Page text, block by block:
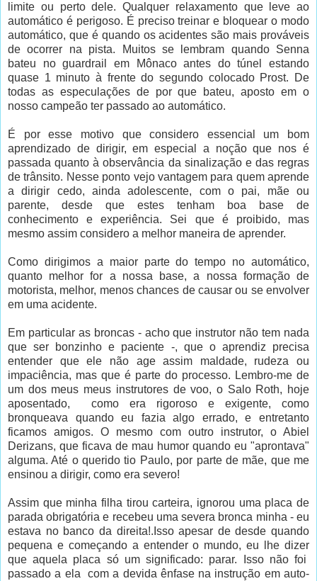
limite ou perto dele. Qualquer relaxamento que leve ao
automático é perigoso. É preciso treinar e bloquear o modo
automático, que é quando os acidentes são mais prováveis
de ocorrer na pista. Muitos se lembram quando Senna
bateu no guardrail em Mônaco antes do túnel estando
quase 1 minuto à frente do segundo colocado Prost. De
todas as especulações de por que bateu, aposto em o
nosso campeão ter passado ao automático.
É por esse motivo que considero essencial um bom
aprendizado de dirigir, em especial a noção que nos é
passada quanto à observância da sinalização e das regras
de trânsito. Nesse ponto vejo vantagem para quem aprende
a dirigir cedo, ainda adolescente, com o pai, mãe ou
parente, desde que estes tenham boa base de
conhecimento e experiência. Sei que é proibido, mas
mesmo assim considero a melhor maneira de aprender.
Como dirigimos a maior parte do tempo no automático,
quanto melhor for a nossa base, a nossa formação de
motorista, melhor, menos chances de causar ou se envolver
em uma acidente.
Em particular as broncas - acho que instrutor não tem nada
que ser bonzinho e paciente -, que o aprendiz precisa
entender que ele não age assim maldade, rudeza ou
impaciência, mas que é parte do processo. Lembro-me de
um dos meus meus instrutores de voo, o Salo Roth, hoje
aposentado, como era rigoroso e exigente, como
bronqueava quando eu fazia algo errado, e entretanto
ficamos amigos. O mesmo com outro instrutor, o Abiel
Derizans, que ficava de mau humor quando eu "aprontava"
alguma. Até o querido tio Paulo, por parte de mãe, que me
ensinou a dirigir, como era severo!
Assim que minha filha tirou carteira, ignorou uma placa de
parada obrigatória e recebeu uma severa bronca minha - eu
estava no banco da direita!.Isso apesar de desde quando
pequena e começando a entender o mundo, eu lhe dizer
que aquela placa só um significado: parar. Isso não foi
passado a ela com a devida ênfase na instrução em auto-